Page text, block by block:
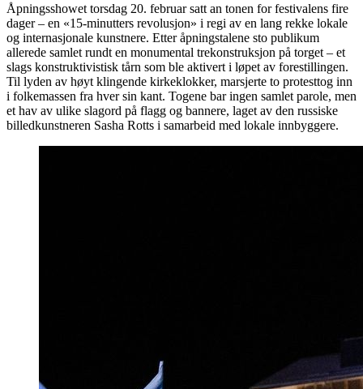
Åpningsshowet torsdag 20. februar satt an tonen for festivalens fire
dager – en «15-minutters revolusjon» i regi av en lang rekke lokale
og internasjonale kunstnere. Etter åpningstalene sto publikum
allerede samlet rundt en monumental trekonstruksjon på torget – et
slags konstruktivistisk tårn som ble aktivert i løpet av forestillingen.
Til lyden av høyt klingende kirkeklokker, marsjerte to protesttog inn
i folkemassen fra hver sin kant. Togene bar ingen samlet parole, men
et hav av ulike slagord på flagg og bannere, laget av den russiske
billedkunstneren Sasha Rotts i samarbeid med lokale innbyggere.